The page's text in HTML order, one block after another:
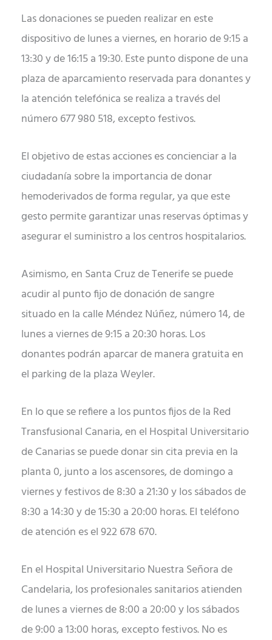
Las donaciones se pueden realizar en este
dispositivo de lunes a viernes, en horario de 9:15 a
13:30 y de 16:15 a 19:30. Este punto dispone de una
plaza de aparcamiento reservada para donantes y
la atención telefónica se realiza a través del
número 677 980 518, excepto festivos.
El objetivo de estas acciones es concienciar a la
ciudadanía sobre la importancia de donar
hemoderivados de forma regular, ya que este
gesto permite garantizar unas reservas óptimas y
asegurar el suministro a los centros hospitalarios.
Asimismo, en Santa Cruz de Tenerife se puede
acudir al punto fijo de donación de sangre
situado en la calle Méndez Núñez, número 14, de
lunes a viernes de 9:15 a 20:30 horas. Los
donantes podrán aparcar de manera gratuita en
el parking de la plaza Weyler.
En lo que se refiere a los puntos fijos de la Red
Transfusional Canaria, en el Hospital Universitario
de Canarias se puede donar sin cita previa en la
planta 0, junto a los ascensores, de domingo a
viernes y festivos de 8:30 a 21:30 y los sábados de
8:30 a 14:30 y de 15:30 a 20:00 horas. El teléfono
de atención es el 922 678 670.
En el Hospital Universitario Nuestra Señora de
Candelaria, los profesionales sanitarios atienden
de lunes a viernes de 8:00 a 20:00 y los sábados
de 9:00 a 13:00 horas, excepto festivos. No es